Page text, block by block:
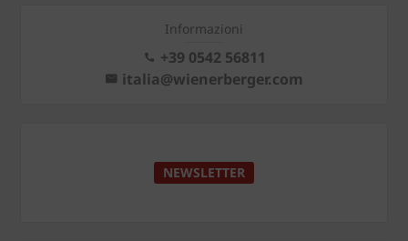
Informazioni
+39 0542 56811
italia@wienerberger.com
NEWSLETTER